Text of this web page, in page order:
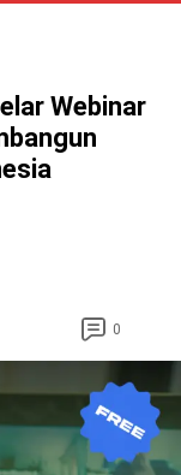
Webinar
0